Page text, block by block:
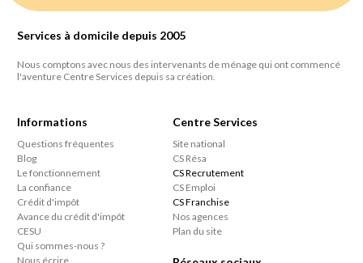
Services à domicile depuis 2005
Nous comptons avec nous des intervenants de ménage qui ont commencé
l'aventure Centre Services depuis sa création.
Informations
Questions fréquentes
Blog
Le fonctionnement
La confiance
Crédit d'impôt
Avance du crédit d'impôt
CESU
Qui sommes-nous ?
Nous écrire
Centre Services
Site national
CS Résa
CS Recrutement
CS Emploi
CS Franchise
Nos agences
Plan du site